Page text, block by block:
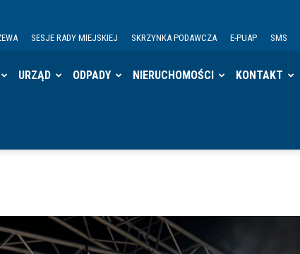
SESJE RADY MIEJSKIEJ SKRZYNKA PODAWCZA E-PUAP SMS
URZĄD ODPADY NIERUCHOMOŚCI KONTAKT